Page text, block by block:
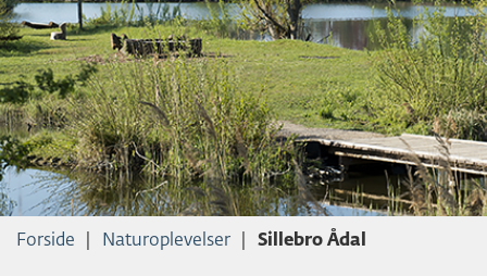
N
S
I
N
D
H
O
L
Forside Naturoplevelser Sillebro Ådal